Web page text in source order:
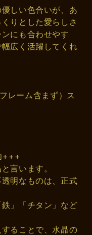
しい色合いが、あ
りとした愛らしさ
にも合わせやす
広く活躍してくれ
レーム含まず）ス
+++
言います。
明なものは、正式
」「チタン」など
ることで、水晶の